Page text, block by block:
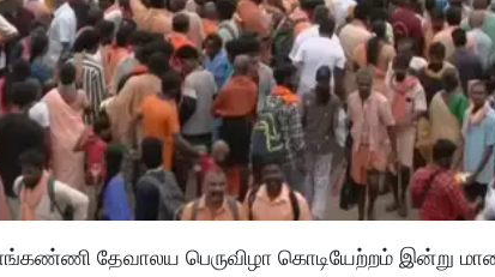
தேவாலய பெருவிழா கொடியேற்றம் இன்று